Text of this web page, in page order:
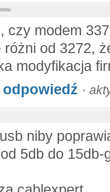
czy modem
od 3272,
modyfikacja
odpowiedź ·
niby
5db do